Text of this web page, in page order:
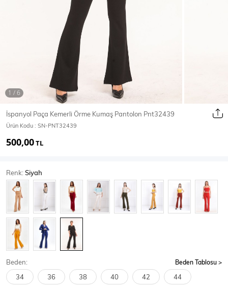
Mont & Kaban
T-Shirt
Body Atlet Crop & Büstiyer
SPOR GİYİM
İspanyol Paça Kemerli Örme Kumaş Pantolon Pnt32439
Ürün Kodu : SN-PNT32439
500,00TL
Renk:Siyah
Beden: Beden Tablosu
34 36 38 40 42 44